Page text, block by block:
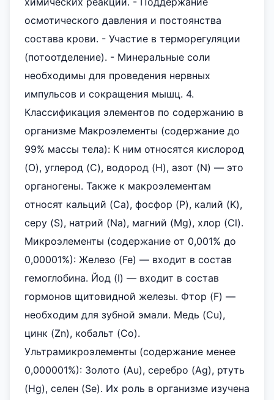
осмотического давления и постоянства
состава крови. - Участие в терморегуляции
(потоотделение). - Минеральные соли
необходимы для проведения нервных
импульсов и сокращения мышц. 4.
Классификация элементов по содержанию в
организме Макроэлементы (содержание до
99% массы тела): К ним относятся кислород
(O), углерод (C), водород (H), азот (N) — это
органогены. Также к макроэлементам
относят кальций (Ca), фосфор (P), калий (K),
серу (S), натрий (Na), магний (Mg), хлор (Cl).
Микроэлементы (содержание от 0,001% до
0,00001%): Железо (Fe) — входит в состав
гемоглобина. Йод (I) — входит в состав
гормонов щитовидной железы. Фтор (F) —
необходим для зубной эмали. Медь (Cu),
цинк (Zn), кобальт (Co).
Ультрамикроэлементы (содержание менее
0,000001%): Золото (Au), серебро (Ag), ртуть
(Hg), селен (Se). Их роль в организме изучена